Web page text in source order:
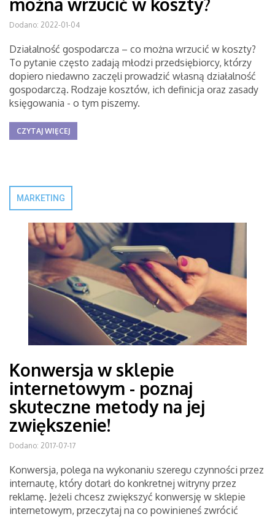
Dodano: 2022-01-04
Działalność gospodarcza – co można wrzucić w koszty?
To pytanie często zadają młodzi przedsiębiorcy, którzy
dopiero niedawno zaczęli prowadzić własną działalność
gospodarczą. Rodzaje kosztów, ich definicja oraz zasady
księgowania - o tym piszemy.
CZYTAJ WIĘCEJ
MARKETING
Konwersja w sklepie
internetowym - poznaj
skuteczne metody na jej
zwiększenie!
Dodano: 2017-07-17
Konwersja, polega na wykonaniu szeregu czynności przez
internautę, który dotarł do konkretnej witryny przez
reklamę. Jeżeli chcesz zwiększyć konwersję w sklepie
internetowym, przeczytaj na co powinieneś zwrócić